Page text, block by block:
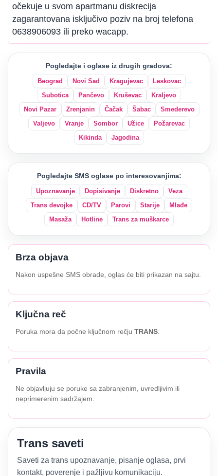
očekuje u svom apartmanu diskrecija
zagarantovana isključivo poziv na broj telefona
0638906093 ili preko wacapp.
Pogledajte i oglase iz drugih gradova:
Beograd Novi Sad Kragujevac
Leskovac
Subotica
Pančevo Kruševac
Kraljevo
Novi Pazar
Zrenjanin Čačak Šabac
Smederevo
Valjevo
Vranje Sombor Užice
Požarevac
Kikinda
Jagodina
Pogledajte SMS oglase po interesovanjima:
Upoznavanje Dopisivanje Diskretno
Veza
Trans devojke
CD/TV Parovi Starije
Mlađe
Masaža
Hotline Trans za muškarce
Brza objava
Nakon uspešne SMS obrade, oglas će biti prikazan na sajtu.
Ključna reč
Poruka mora da počne ključnom rečju TRANS
Pravila
Ne objavljuju se poruke sa zabranjenim, uvredljivim ili
neprimerenim sadržajem.
Trans saveti
Saveti za trans upoznavanje, pisanje oglasa, prvi
kontakt, poverenje i pažljivu komunikaciju.